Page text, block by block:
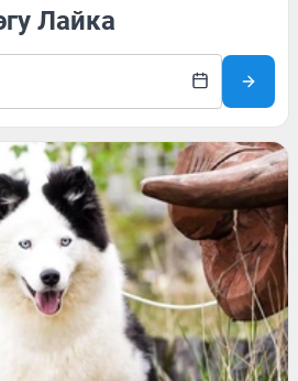
Лайка